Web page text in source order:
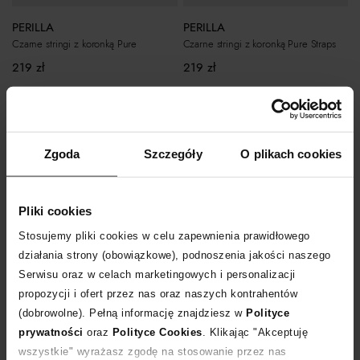
Zgoda Szczegóły O plikach cookies
Pliki cookies
Stosujemy pliki cookies w celu zapewnienia prawidłowego
działania strony (obowiązkowe), podnoszenia jakości naszego
Serwisu oraz w celach marketingowych i personalizacji
propozycji i ofert przez nas oraz naszych kontrahentów
(dobrowolne). Pełną informację znajdziesz w Polityce
prywatności oraz Polityce Cookies . Klikając "Akceptuję
wszystkie" wyrażasz zgodę na stosowanie przez nas
PERILLA
Czarne stringi z koronką Pure
219 zł
PERILLA
Czarne stringi z koronką Pure Straps
219 zł
ZHILYOVA LINGERIE
Białe majtki Emma
PERILLA
Stringi z siateczką Floral